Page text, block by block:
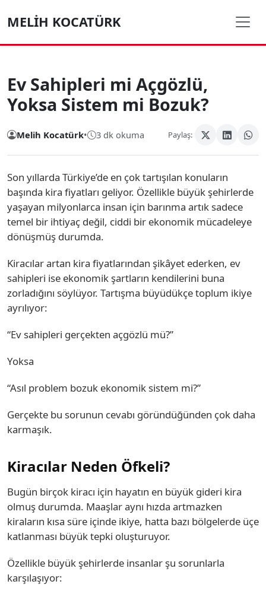
MELIH KOCATÜRK
Ev Sahipleri mi Açgözlü,
Yoksa Sistem mi Bozuk?
Melih Kocatürk• 3 dk okuma Paylaş:
Son yıllarda Türkiye’de en çok tartışılan konuların
başında kira fiyatları geliyor. Özellikle büyük şehirlerde
yaşayan milyonlarca insan için barınma artık sadece
temel bir ihtiyaç değil, ciddi bir ekonomik mücadeleye
dönüşmüş durumda.
Kiracılar artan kira fiyatlarından şikâyet ederken, ev
sahipleri ise ekonomik şartların kendilerini buna
zorladığını söylüyor. Tartışma büyüdükçe toplum ikiye
ayrılıyor:
“Ev sahipleri gerçekten açgözlü mü?”
Yoksa
“Asıl problem bozuk ekonomik sistem mi?”
Gerçekte bu sorunun cevabı göründüğünden çok daha
karmaşık.
Kiracılar Neden Öfkeli?
Bugün birçok kiracı için hayatın en büyük gideri kira
olmuş durumda. Maaşlar aynı hızda artmazken
kiraların kısa süre içinde ikiye, hatta bazı bölgelerde üçe
katlanması büyük tepki oluşturuyor.
Özellikle büyük şehirlerde insanlar şu sorunlarla
karşılaşıyor: